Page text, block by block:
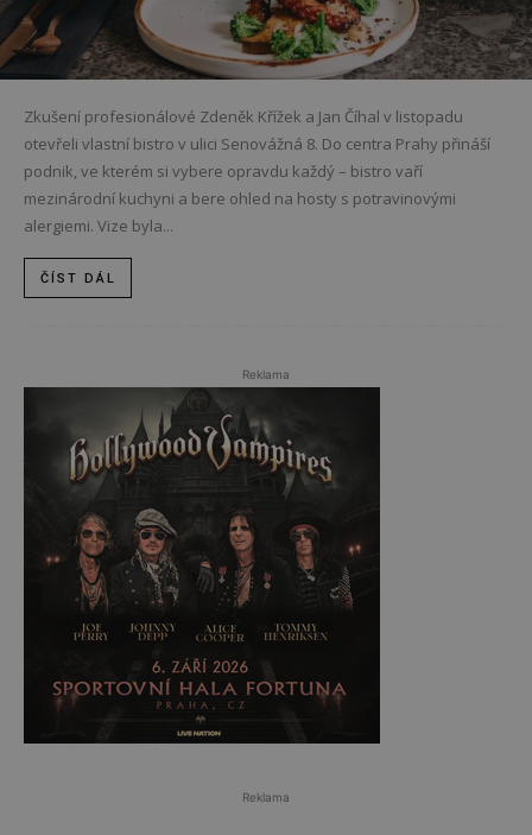
Zkušení profesionálové Zdeněk Křížek a Jan Číhal v listopadu
otevřeli vlastní bistro v ulici Senovážná 8. Do centra Prahy přináší
podnik, ve kterém si vybere opravdu každý – bistro vaří
mezinárodní kuchyni a bere ohled na hosty s potravinovými
alergiemi. Vize byla...
ČÍST DÁL
Reklama
Reklama